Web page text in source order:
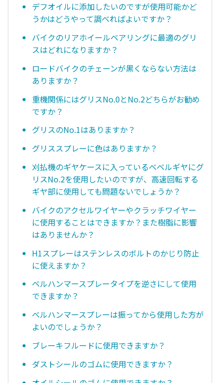
デフオイルに添加したいのですが使用可能かど
うかはどうやって調べればよいですか？
バイクのリアホイールベアリングに最適のグリ
スはどれになりますか？
ロードバイクのチェーンが黒くならない方法は
ありますか？
重機関係にはグリスNo.0とNo.2どちらがお勧め
ですか？
グリスのNo.1はありますか？
グリススプレーに色はありますか？
刈払機のギヤケースに入っているベベルギヤにグ
リスNo.2を使用したいのですが、高速回転する
ギヤ部に使用しても問題ないでしょうか？
バイクのアクセルワイヤーやクラッチワイヤー
に使用することはできますか？また樹脂に影響
はありませんか？
H1スプレーはステンレスのボルトのかじり防止
に使えますか？
ベルハンマースプレータイプを逆さにして使用
できますか？
ベルハンマースプレーは振ってから使用した方が
よいのでしょうか？
ブレーキフルードに使用できますか？
ダストシールのゴムに使用できますか？